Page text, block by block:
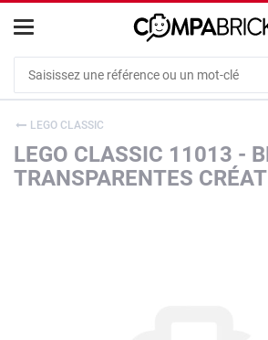
LEGO CLASSIC
LEGO CLASSIC 11013 -
TRANSPARENTES
Cookies management panel